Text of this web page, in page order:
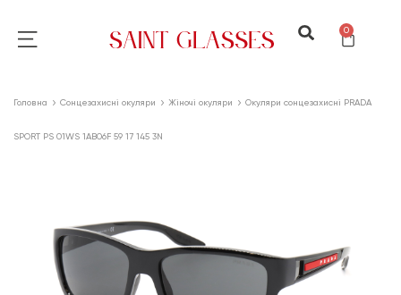
0
Головна Сонцезахисні окуляри Жіночі окуляри Окуляри сонцезахисні PRADA
SPORT PS 01WS 1AB06F 59 17 145 3N